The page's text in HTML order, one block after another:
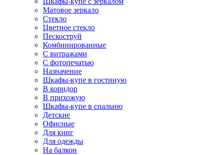
Матовое зеркало
Стекло
Цветное стекло
Пескоструй
Комбинированные
С витражами
С фотопечатью
Назначение
Шкафы-купе в гостиную
В коридор
В прихожую
Шкафы-купе в спальню
Детские
Офисные
Для книг
Для одежды
На балкон